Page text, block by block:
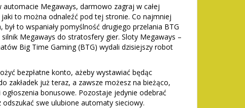
Megaways, darmowo zagraj w całej
to można odnaleźć pod tej stronie. Co najmniej
to wspaniały pomyślność drugiego przelania BTG
Megaways do stratosfery gier. Sloty Megaways –
Big Time Gaming (BTG) wydali dzisiejszy robot
bezpłatne konto, ażeby wystawiać będąc
zakładek już teraz, a zawsze możesz na bieżąco,
bonusowe. Pozostaje jedynie odebrać
swe ulubione automaty sieciowy.